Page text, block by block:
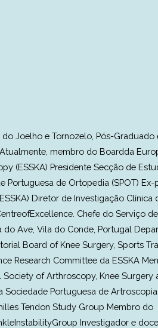
Joelho e Tornozelo, Pós-Graduado
membro do Boardda
(ESSKA) Presidente Secção de
Portuguesa de Ortopedia (SPOT) Ex-
Diretor de Investigação Clínica
Chefe do Serviço
Ave, Vila do Conde, Portugal
Board of Knee Surgery, Sports
Research Committee da ESSKA
of Arthroscopy, Knee Surgery
Sociedade Portuguesa de
Tendon Study Group Membro do
Investigador e